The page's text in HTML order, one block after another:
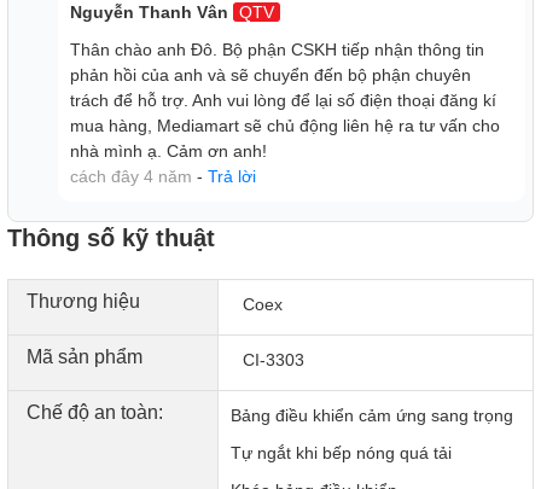
Bảng điều khiển cảm ứng sang trọng, dễ dùng
Nguyễn Thanh Vân
QTV
Thân chào anh Đô. Bộ phận CSKH tiếp nhận thông tin
phản hồi của anh và sẽ chuyển đến bộ phận chuyên
trách để hỗ trợ. Anh vui lòng để lại số điện thoại đăng kí
mua hàng, Mediamart sẽ chủ động liên hệ ra tư vấn cho
nhà mình ạ. Cảm ơn anh!
cách đây 4 năm - Trả lời
Thông số kỹ thuật
Thương hiệu Coex
Mã sản phẩm CI-3303
Chế độ an toàn:
Bảng điều khiển cảm ứng sang trọng
Tự ngắt khi bếp nóng quá tải